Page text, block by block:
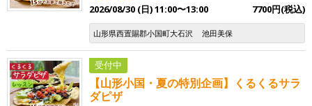
2026/08/30 (日) 11:00〜13:00 7700円(税込)
山形県西置賜郡小国町大石沢 池田美保
受付中
【山形小国・夏の特別企画】くるくるサラ
ダピザ